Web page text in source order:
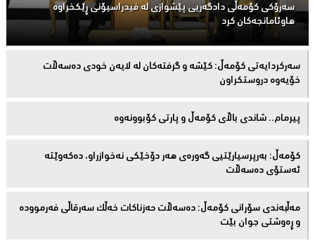
سەرۆكی كۆمەڵى دادگەریی پێشوازی لە فیدراسیۆنی ڕێكخراوە
هاوئامانجەكان کرد
سەركردایەتی كۆمەڵ: كێشە و گرفتەكان لە لایەن خودی دەسەڵات
خۆیەوە دروستكراون
پیرمام.. شاندی باڵای كۆمه‌ڵ و پارتی كۆبوونه‌وه‌
كۆمەڵ: بەرپرسیارێتیی گەورەی هەر دۆخێکی نەخوازراو، دەكەوێتە
ئەستۆی دەسەڵات
مەڵبەندى سۆرانى کۆمەڵ: دەسەڵات حەزناکات خەڵک سەرقاڵى فەرموودە
و ڕەوشتى جوان بێت